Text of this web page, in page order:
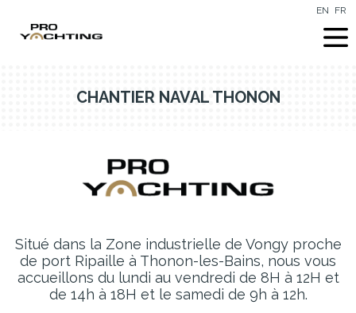
EN FR
CHANTIER NAVAL THONON
Situé dans la Zone industrielle de Vongy proche
de port Ripaille à Thonon-les-Bains, nous vous
accueillons du lundi au vendredi de 8H à 12H et
de 14h à 18H et le samedi de 9h à 12h.